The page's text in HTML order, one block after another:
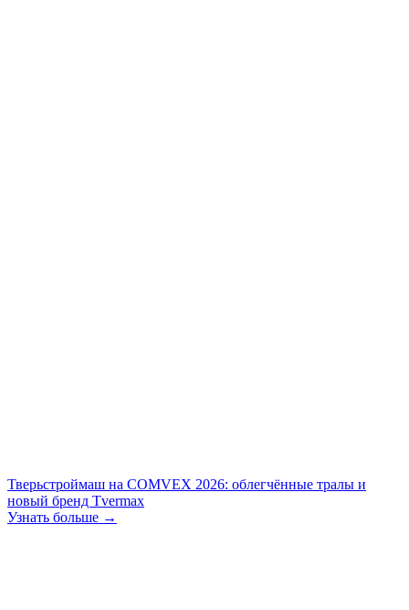
Тверьстроймаш на COMVEX 2026: облегчённые тралы и
новый бренд Tvermax
Узнать больше →